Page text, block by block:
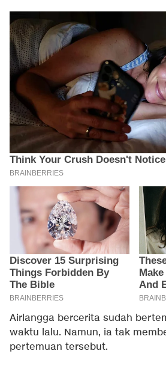
Airlangga bercerita sudah
waktu lalu. Namun, ia tak
pertemuan tersebut.